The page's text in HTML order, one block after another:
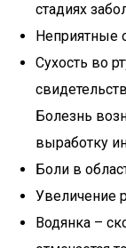
стадиях
Неприятные
Сухость во
Болезнь
выработку
Боли в
Увеличение
Водянка –